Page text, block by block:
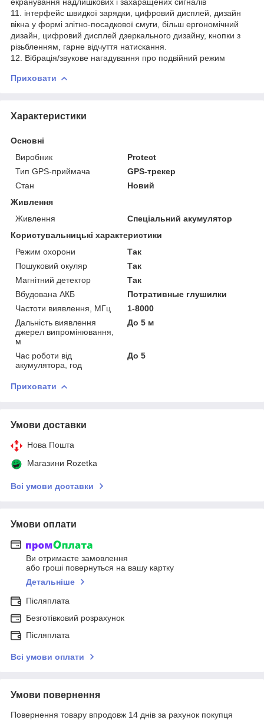
11. інтерфейс швидкої зарядки, цифровий дисплей, дизайн
вікна у формі злітно-посадкової смуги, більш ергономічний
дизайн, цифровий дисплей дзеркального дизайну, кнопки з
різьбленням, гарне відчуття натискання.
12. Вібрація/звукове нагадування про подвійний режим
Приховати
Характеристики
Основні
Виробник
Protect
Тип GPS-приймача
GPS-трекер
Стан
Новий
Живлення
Живлення
Спеціальний акумулятор
Користувальницькі характеристики
Режим охорони
Так
Пошуковий окуляр
Так
Магнітний детектор
Так
Вбудована АКБ
Потративные глушилки
Частоти виявлення, МГц
1-8000
Дальність виявлення
джерел випромінювання,
м
До 5 м
Час роботи від
акумулятора, год
До 5
Приховати
Умови доставки
Нова Пошта
Магазини Rozetka
Всі умови доставки
Умови оплати
Ви отримаєте замовлення
або гроші повернуться на вашу картку
Детальніше
Післяплата
Безготівковий розрахунок
Післяплата
Всі умови оплати
Умови повернення
Повернення товару впродовж 14 днів за рахунок покупця